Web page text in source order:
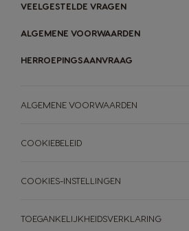
VEELGESTELDE VRAGEN
ALGEMENE VOORWAARDEN
HERROEPINGSAANVRAAG
ALGEMENE VOORWAARDEN
COOKIEBELEID
COOKIES-INSTELLINGEN
TOEGANKELIJKHEIDSVERKLARING